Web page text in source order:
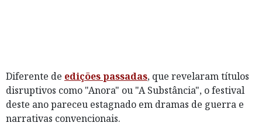
Diferente de edições passadas, que revelaram títulos
disruptivos como "Anora" ou "A Substância", o festival
deste ano pareceu estagnado em dramas de guerra e
narrativas convencionais.